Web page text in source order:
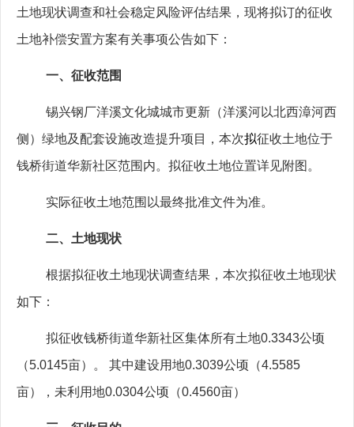
土地现状调查和社会稳定风险评估结果，现将拟订的征收
土地补偿安置方案有关事项公告如下：
一、征收范围
锡兴钢厂洋溪文化城城市更新 （洋溪河以北西漳河西
侧）绿地及配套设施改造提升项目，本次拟征收土地位于
钱桥街道华新社区范围内。拟征收土地位置详见附图。
实际征收土地范围以最终批准文件为准。
二、土地现状
根据拟征收土地现状调查结果，本次拟征收土地现状
如下：
拟征收钱桥街道华新社区集体所有土地0.3343公顷
（5.0145亩）。 其中建设用地0.3039公顷（4.5585
亩），未利用地0.0304公顷（0.4560亩）